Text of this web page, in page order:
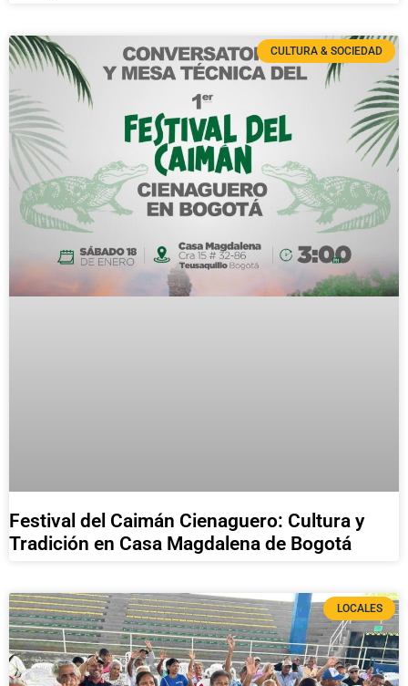
CULTURA & SOCIEDAD
Festival del Caimán Cienaguero: Cultura y
Tradición en Casa Magdalena de Bogotá
LOCALES